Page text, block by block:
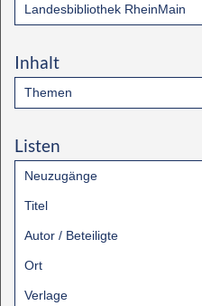
Landesbibliothek RheinMain
Inhalt
Themen
Listen
Neuzugänge
Titel
Autor / Beteiligte
Ort
Verlage